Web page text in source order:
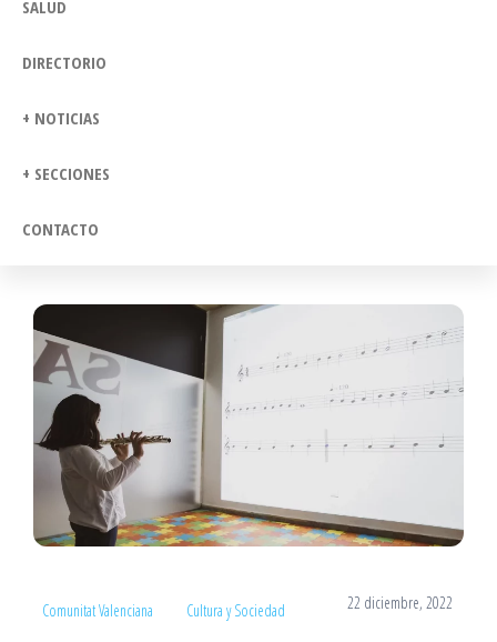
SALUD
DIRECTORIO
+ NOTICIAS
+ SECCIONES
CONTACTO
Comunitat Valenciana Cultura y Sociedad 22 diciembre, 2022